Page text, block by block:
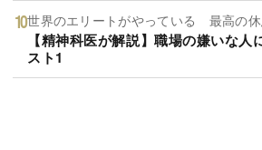
世界のエリートがやっている 最高の休
【精神科医が解説】職場の嫌いな
スト1